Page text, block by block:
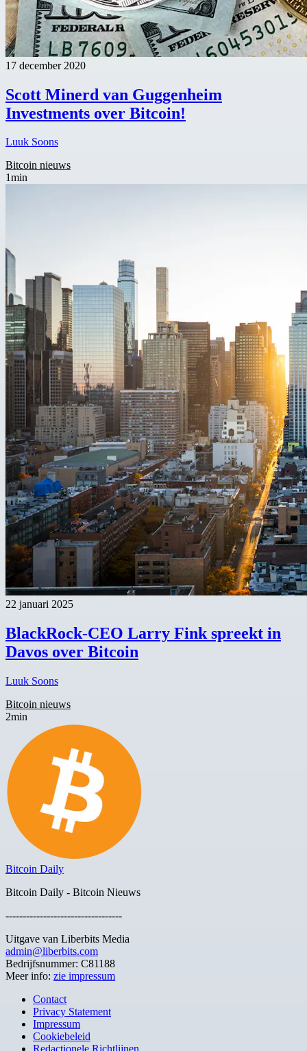
17 december 2020
Scott Minerd van Guggenheim
Investments over Bitcoin!
Luuk Soons
Bitcoin nieuws
1min
22 januari 2025
BlackRock-CEO Larry Fink spreekt in
Davos over Bitcoin
Luuk Soons
Bitcoin nieuws
2min
Bitcoin Daily
Bitcoin Daily - Bitcoin Nieuws
----------------------------------
Uitgave van Liberbits Media
admin@liberbits.com
Bedrijfsnummer: C81188
Meer info: zie impressum
Contact
Privacy Statement
Impressum
Cookiebeleid